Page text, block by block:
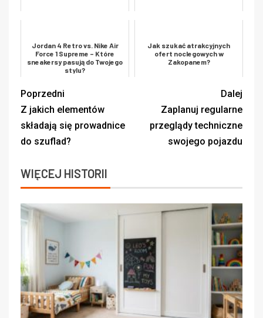
Jordan 4 Retro vs. Nike Air
Force 1 Supreme – Które
sneakersy pasują do Twojego
stylu?
Jak szukać atrakcyjnych
ofert noclegowych w
Zakopanem?
Poprzedni
Z jakich elementów
składają się prowadnice
do szuflad?
Dalej
Zaplanuj regularne
przeglądy techniczne
swojego pojazdu
WIĘCEJ HISTORII